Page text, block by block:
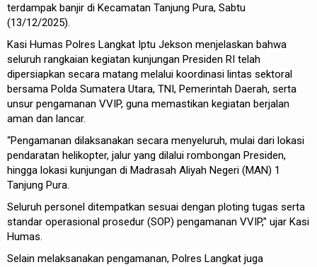
terdampak banjir di Kecamatan Tanjung Pura, Sabtu
(13/12/2025).
Kasi Humas Polres Langkat Iptu Jekson menjelaskan bahwa
seluruh rangkaian kegiatan kunjungan Presiden RI telah
dipersiapkan secara matang melalui koordinasi lintas sektoral
bersama Polda Sumatera Utara, TNI, Pemerintah Daerah, serta
unsur pengamanan VVIP, guna memastikan kegiatan berjalan
aman dan lancar.
“Pengamanan dilaksanakan secara menyeluruh, mulai dari lokasi
pendaratan helikopter, jalur yang dilalui rombongan Presiden,
hingga lokasi kunjungan di Madrasah Aliyah Negeri (MAN) 1
Tanjung Pura.
Seluruh personel ditempatkan sesuai dengan ploting tugas serta
standar operasional prosedur (SOP) pengamanan VVIP,” ujar Kasi
Humas.
Selain melaksanakan pengamanan, Polres Langkat juga